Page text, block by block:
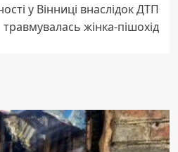
у Вінниці внаслідок ДТП
травмувалась жінка-пішохід